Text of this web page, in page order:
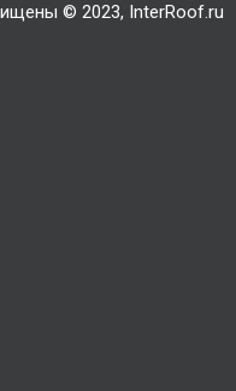
© 2023, InterRoof.ru